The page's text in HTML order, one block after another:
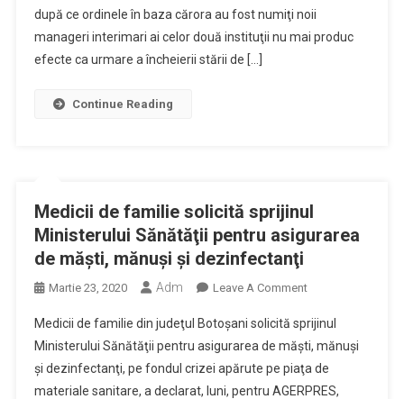
Sănătăţii
Clarificarea
după ce ordinele în baza cărora au fost numiţi noii
manageri interimari ai celor două instituţii nu mai produc
efecte ca urmare a încheierii stării de […]
Continue Reading
Medicii de familie solicită sprijinul
Ministerului Sănătăţii pentru asigurarea
de măşti, mănuşi şi dezinfectanţi
Martie 23, 2020 Adm Leave A CommentOn
De
Familie
Solicită
Sprijinul
Medicii de familie din judeţul Botoşani solicită sprijinul
Ministerului Sănătăţii pentru asigurarea de măşti, mănuşi
şi dezinfectanţi, pe fondul crizei apărute pe piaţa de
materiale sanitare, a declarat, luni, pentru AGERPRES,